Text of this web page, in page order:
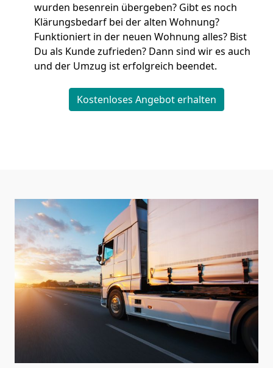
wurden besenrein übergeben? Gibt es noch
Klärungsbedarf bei der alten Wohnung?
Funktioniert in der neuen Wohnung alles? Bist
Du als Kunde zufrieden? Dann sind wir es auch
und der Umzug ist erfolgreich beendet.
Kostenloses Angebot erhalten